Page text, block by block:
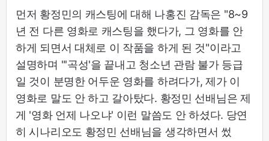
먼저 황정민의 캐스팅에 대해 나홍진 감독은 "8~9
년 전 다른 영화로 캐스팅을 했다가, 그 영화를 안
하게 되면서 대체로 이 작품을 하게 된 것"이라고
설명하며 "'곡성'을 끝내고 청소년 관람 불가 등급
일 것이 분명한 어두운 영화를 하려다가, 제가 이
영화로 말도 안 하고 갈아탔다. 황정민 선배님은 제
게 '영화 언제 나오냐' 이런 말씀도 안 하셨다. 당연
히 시나리오도 황정민 선배님을 생각하면서 썼